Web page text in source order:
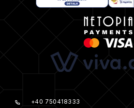
+40 750418333